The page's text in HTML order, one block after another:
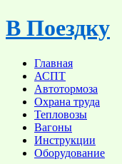
Skip
to
В Поездку
Главная
АСПТ
Автотормоза
Охрана труда
Тепловозы
Вагоны
Инструкции
Оборудование